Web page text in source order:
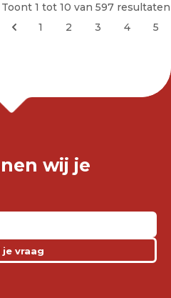
Toont 1 tot 10 van 597 resultaten
1
2 3 4 5
wij je
je vraag